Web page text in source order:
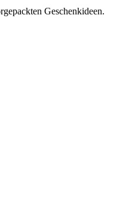
Geschenkideen.